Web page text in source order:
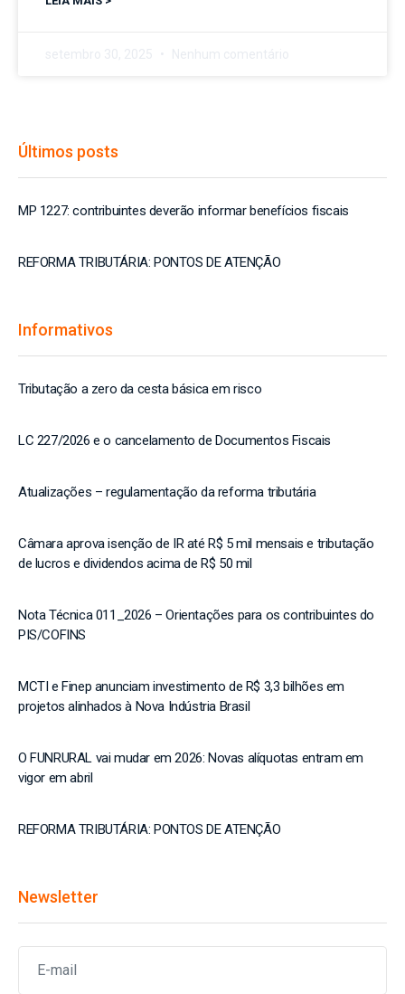
Últimos posts
MP 1227: contribuintes deverão informar benefícios fiscais
REFORMA TRIBUTÁRIA: PONTOS DE ATENÇÃO
Informativos
Tributação a zero da cesta básica em risco
LC 227/2026 e o cancelamento de Documentos Fiscais
Atualizações – regulamentação da reforma tributária
Câmara aprova isenção de IR até R$ 5 mil mensais e tributação
de lucros e dividendos acima de R$ 50 mil
Nota Técnica 011_2026 – Orientações para os contribuintes do
PIS/COFINS
MCTI e Finep anunciam investimento de R$ 3,3 bilhões em
projetos alinhados à Nova Indústria Brasil
O FUNRURAL vai mudar em 2026: Novas alíquotas entram em
vigor em abril
REFORMA TRIBUTÁRIA: PONTOS DE ATENÇÃO
Newsletter